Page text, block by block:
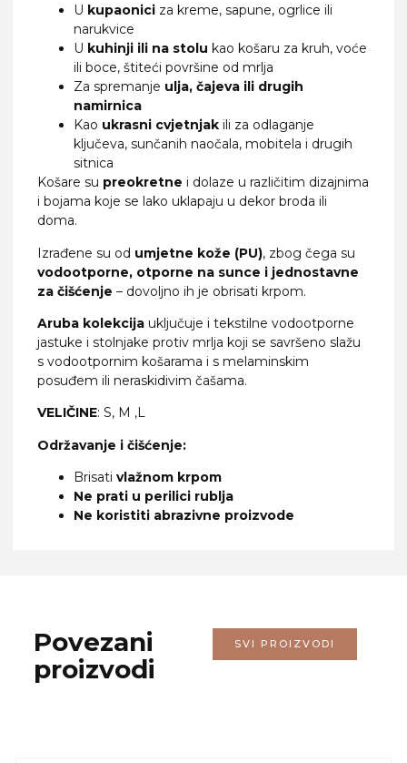
U kupaonici za kreme, sapune, ogrlice ili
narukvice
U kuhinji ili na stolu kao košaru za kruh, voće
ili boce, štiteći površine od mrlja
Za spremanje ulja, čajeva ili drugih
namirnica
Kao ukrasni cvjetnjak ili za odlaganje
ključeva, sunčanih naočala, mobitela i drugih
sitnica
Košare su preokretne i dolaze u različitim dizajnima
i bojama koje se lako uklapaju u dekor broda ili
doma.
Izrađene su od umjetne kože (PU), zbog čega su
vodootporne, otporne na sunce i jednostavne
za čišćenje – dovoljno ih je obrisati krpom.
Aruba kolekcija uključuje i tekstilne vodootporne
jastuke i stolnjake protiv mrlja koji se savršeno slažu
s vodootpornim košarama i s melaminskim
posuđem ili neraskidivim čašama.
VELIČINE: S, M ,L
Održavanje i čišćenje:
Brisati vlažnom krpom
Ne prati u perilici rublja
Ne koristiti abrazivne proizvode
Povezani
proizvodi
SVI PROIZVODI